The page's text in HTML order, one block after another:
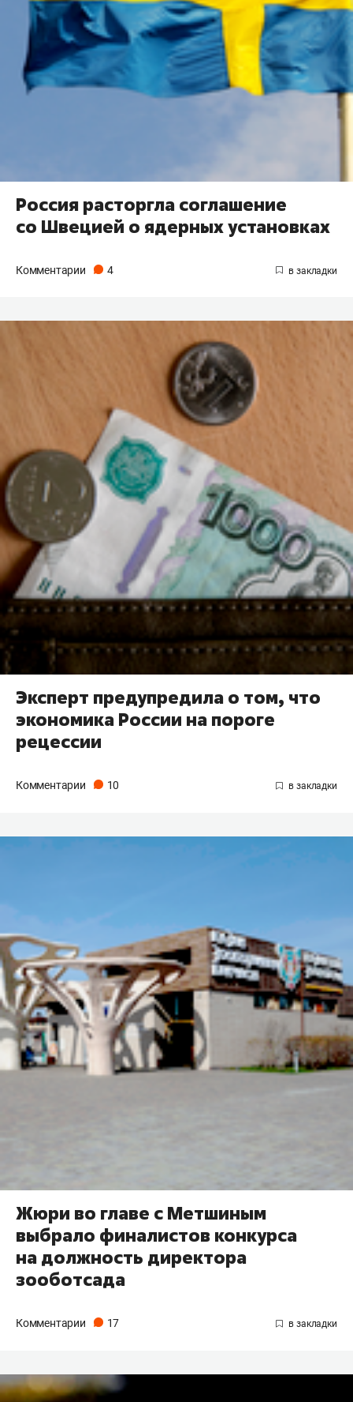
Россия расторгла соглашение
со Швецией о ядерных установках
Комментарии 4
Эксперт предупредила о том, что
экономика России на пороге
рецессии
Комментарии 10
Жюри во главе с Метшиным
выбрало финалистов конкурса
на должность директора
зооботсада
Комментарии 17